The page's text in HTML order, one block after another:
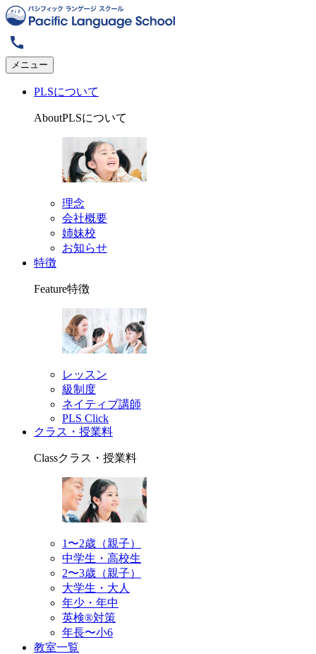
メニュー
PLSについて
AboutPLSについて
理念
会社概要
姉妹校
お知らせ
特徴
Feature特徴
レッスン
級制度
ネイティブ講師
PLS Click
クラス・授業料
Classクラス・授業料
1〜2歳（親子）
中学生・高校生
2〜3歳（親子）
大学生・大人
年少・年中
英検®対策
年長〜小6
教室一覧